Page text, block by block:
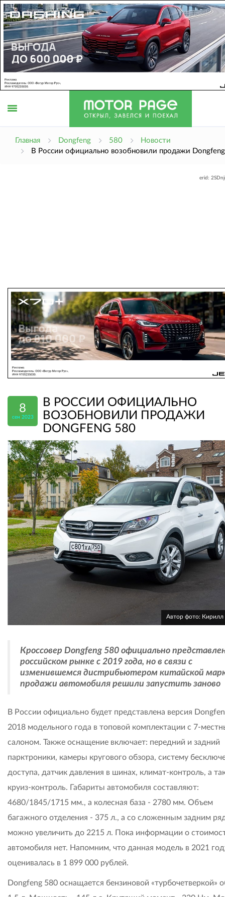
Главная Dongfeng 580
Новости
В России официально возобновили продажи
erid:
8
сен 2023
В РОССИИ ОФИЦИАЛЬНО
ВОЗОБНОВИЛИ ПРОДАЖИ
DONGFENG 580
Автор фото: Кирилл
Кроссовер Dongfeng 580 официально
российском рынке с 2019 года, но в связи с
изменившемся дистрибьютером китайской
продажи автомобиля решили запустить заново
В России официально будет представлена версия
2018 модельного года в топовой комплектации с 7-
салоном. Также оснащение включает: передний и задний
парктроники, камеры кругового обзора, систему
доступа, датчик давления в шинах, климат-контроль, а
круиз-контроль. Габариты автомобиля составляют:
4680/1845/1715 мм., а колесная база - 2780 мм. Объем
багажного отделения - 375 л., а со сложенным задним
можно увеличить до 2215 л. Пока информации о
автомобиля нет. Напомним, что данная модель в 2021
оценивалась в 1 899 000 рублей.
Dongfeng 580 оснащается бензиновой «турбочетверкой»